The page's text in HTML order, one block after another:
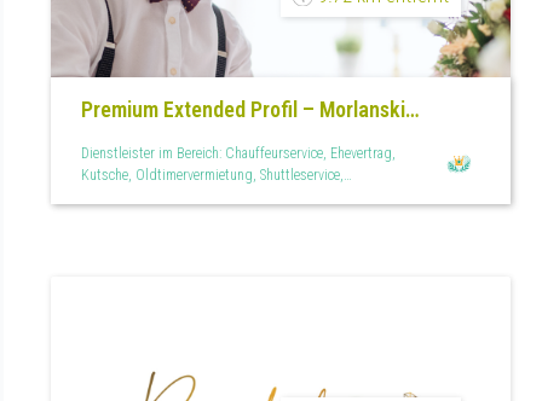
Premium Extended Profil – Morlanski
Hochzeiten
Dienstleister im Bereich: Chauffeurservice, Ehevertrag,
Kutsche, Oldtimervermietung, Shuttleservice,